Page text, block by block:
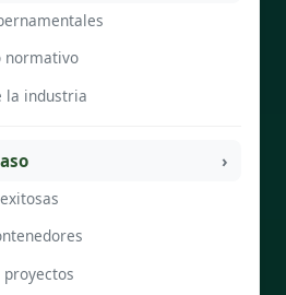
normativo
la industria
proyectos